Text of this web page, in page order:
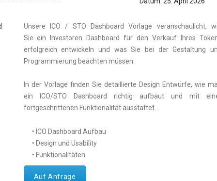
Unsere ICO / STO Dashboard Vorlage veranschaulicht,
Sie ein Investoren Dashboard für den Verkauf Ihres
erfolgreich entwickeln und was Sie bei der Gestaltung
Programmierung beachten müssen.
In der Vorlage finden Sie detaillierte Design Entwürfe, wie
ein ICO/STO Dashboard richtig aufbaut und mit
fortgeschrittenen Funktionalität ausstattet.
• ICO Dashboard Aufbau
• Design und Usability
• Funktionalitäten
Auf Anfrage